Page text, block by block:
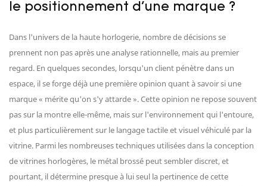
le positionnement d'une marque ?
Dans l'univers de la haute horlogerie, nombre de décisions se
prennent non pas après une analyse rationnelle, mais au premier
regard. En quelques secondes, lorsqu'un client pénètre dans un
espace, il se forge déjà une première opinion quant à savoir si une
marque « mérite qu'on s'y attarde ». Cette opinion ne repose souvent
pas sur la montre elle-même, mais sur l'environnement qui l'entoure,
et plus particulièrement sur le langage tactile et visuel véhiculé par la
vitrine. Parmi les nombreuses techniques utilisées dans la conception
de vitrines horlogères, le métal brossé peut sembler discret, et
pourtant, il détermine presque à lui seul la pertinence de cette